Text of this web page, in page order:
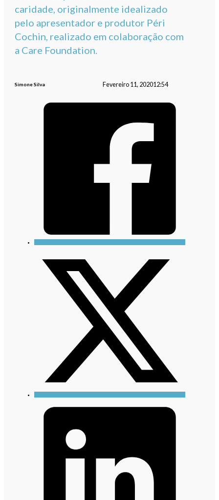
caridade, originalmente idealizado
pelo apresentador e produtor Péri
Cochin, realizado em colaboração com
a Care Foundation.
Simone Silva Fevereiro 11, 202012:54